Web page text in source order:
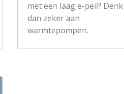
met een laag e-peil? Denk
dan zeker aan
warmtepompen.